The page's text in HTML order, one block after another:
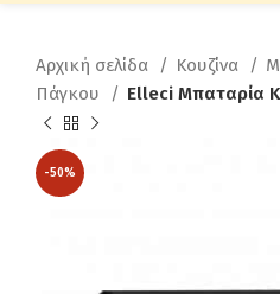
Αρχική σελίδα Κουζίνα
Πάγκου
Elleci Μπαταρία
-50%